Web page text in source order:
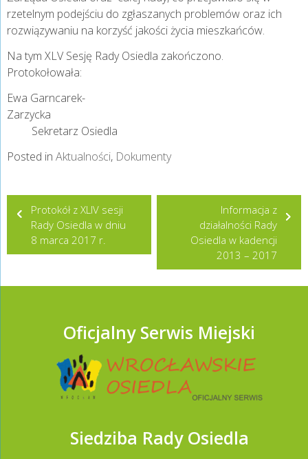
rzetelnym podejściu do zgłaszanych problemów oraz ich
rozwiązywaniu na korzyść jakości życia mieszkańców.
Na tym XLV Sesję Rady Osiedla zakończono.
Protokołowała:
Ewa Garncarek-
Sekretarz Osiedla
Posted in Aktualności, Dokumenty
Nawigacja
wpisu
Protokół z XLIV sesji
Rady Osiedla w dniu
8 marca 2017 r.
Informacja z
działalności Rady
Osiedla w kadencji
2013 – 2017
Oficjalny Serwis Miejski
Siedziba Rady Osiedla